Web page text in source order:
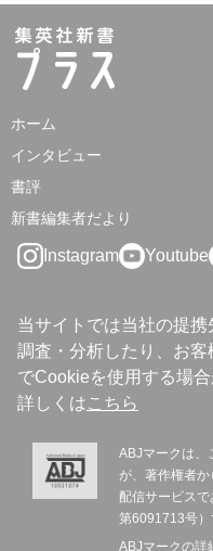
ホーム
インタビュー
書評
新書編集者だより
Instagram Youtube
当サイトでは当社の提
調査・分析したり、お
でCookieを使用する場合
詳しくはこちら
ABJマークは、
が、著作権者
配信サービス
第6091713号）
ABJマークの詳